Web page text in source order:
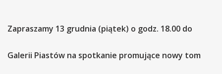
Zapraszamy 13 grudnia (piątek) o godz. 18.00 do
Galerii Piastów na spotkanie promujące nowy tom